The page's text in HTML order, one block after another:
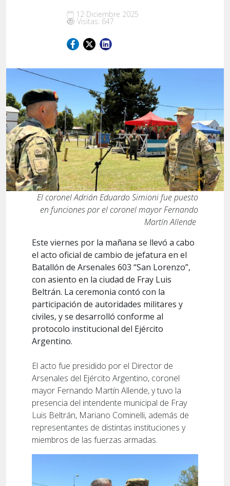
12 Diciembre 2025
Visitas: 647
El coronel Adrián Eduardo Simioni fue puesto
en funciones por el coronel mayor Fernando
Martín Allende
Este viernes por la mañana se llevó a cabo
el acto oficial de cambio de jefatura en el
Batallón de Arsenales 603 “San Lorenzo”,
con asiento en la ciudad de Fray Luis
Beltrán. La ceremonia contó con la
participación de autoridades militares y
civiles, y se desarrolló conforme al
protocolo institucional del Ejército
Argentino.
El acto fue presidido por el Director de
Arsenales del Ejército Argentino, coronel
mayor Fernando Martín Allende, y tuvo la
presencia del intendente municipal de Fray
Luis Beltrán, Mariano Cominelli, además de
representantes de distintas instituciones y
miembros de las fuerzas armadas.